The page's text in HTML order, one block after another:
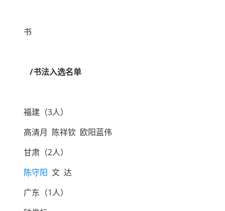
书
/书法入选名单
福建（3人）
高清月 陈祥钦 欧阳蓝伟
甘肃（2人）
陈守阳 文 达
广东（1人）